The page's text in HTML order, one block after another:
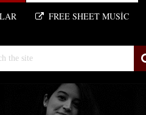
FREE SHEET MUSIC